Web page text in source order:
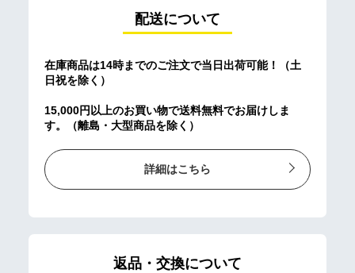
配送について
在庫商品は14時までのご注文で当日出荷可能！（土
日祝を除く）
15,000円以上のお買い物で送料無料でお届けしま
す。（離島・大型商品を除く）
詳細はこちら
返品・交換について